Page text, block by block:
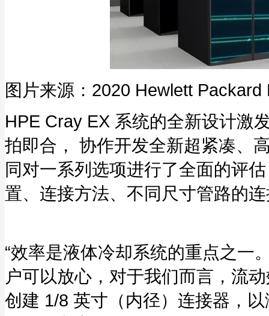
图片来源：2020 Hewlett
HPE Cray EX 系统的全新设计激
拍即合， 协作开发全新超紧凑、
同对一系列选项进行了全面的评
置、连接方法、不同尺寸管路的
“效率是液体冷却系统的重点之一
户可以放心，对于我们而言，流
创建 1/8 英寸（内径）连接器，